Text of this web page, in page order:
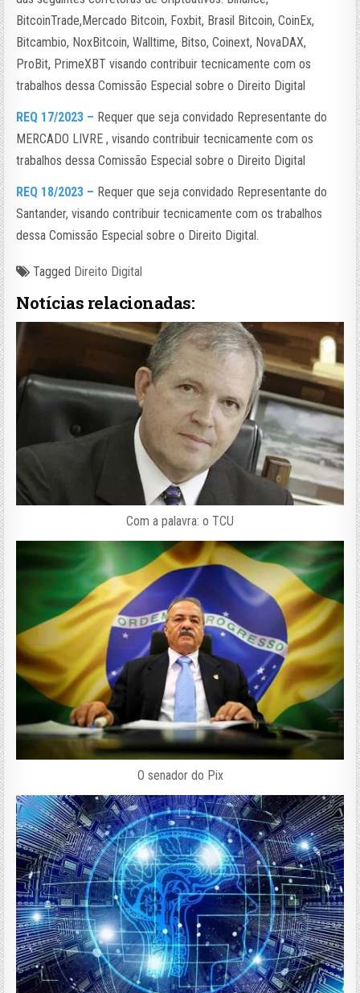
BitcoinTrade,Mercado Bitcoin, Foxbit, Brasil Bitcoin, CoinEx,
Bitcambio, NoxBitcoin, Walltime, Bitso, Coinext, NovaDAX,
ProBit, PrimeXBT visando contribuir tecnicamente com os
trabalhos dessa Comissão Especial sobre o Direito Digital
REQ 17/2023 – Requer que seja convidado Representante do
MERCADO LIVRE , visando contribuir tecnicamente com os
trabalhos dessa Comissão Especial sobre o Direito Digital
REQ 18/2023 – Requer que seja convidado Representante do
Santander, visando contribuir tecnicamente com os trabalhos
dessa Comissão Especial sobre o Direito Digital.
Tagged Direito Digital
Notícias relacionadas:
Com a palavra: o TCU
O senador do Pix